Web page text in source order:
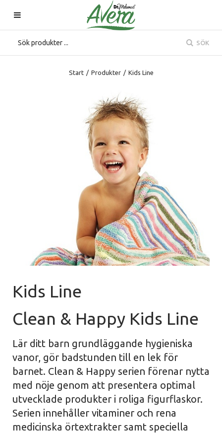
SÖK
Start / Produkter / Kids Line
Kids Line
Clean & Happy Kids Line
Lär ditt barn grundläggande hygieniska
vanor, gör badstunden till en lek för
barnet. Clean & Happy serien förenar nytta
med nöje genom att presentera optimal
utvecklade produkter i roliga figurflaskor.
Serien innehåller vitaminer och rena
medicinska örtextrakter samt speciella